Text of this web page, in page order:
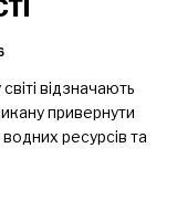
відзначають
привернути
ресурсів та